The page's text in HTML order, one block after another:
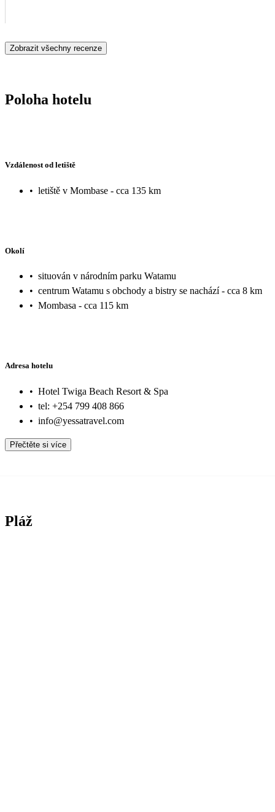
Zobrazit všechny recenze
Poloha hotelu
Vzdálenost od letiště
• letiště v Mombase - cca 135 km
Okolí
• situován v národním parku Watamu
• centrum Watamu s obchody a bistry se nachází - cca 8 km
• Mombasa - cca 115 km
Adresa hotelu
• Hotel Twiga Beach Resort & Spa
• tel: +254 799 408 866
• info@yessatravel.com
Přečtěte si více
Pláž